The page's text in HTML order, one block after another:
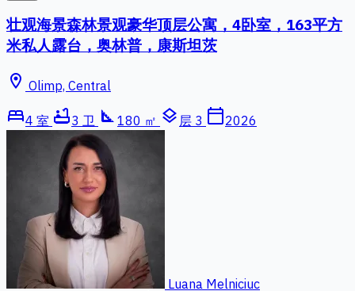
壮观海景森林景观豪华顶层公寓，4卧室，163平方
米私人露台，奥林普，康斯坦茨
location_on Olimp, Central
bed4 室 bathtub3 卫 square_foot 180 ㎡ layers 层 3 calendar_today2026
Luana Melniciuc